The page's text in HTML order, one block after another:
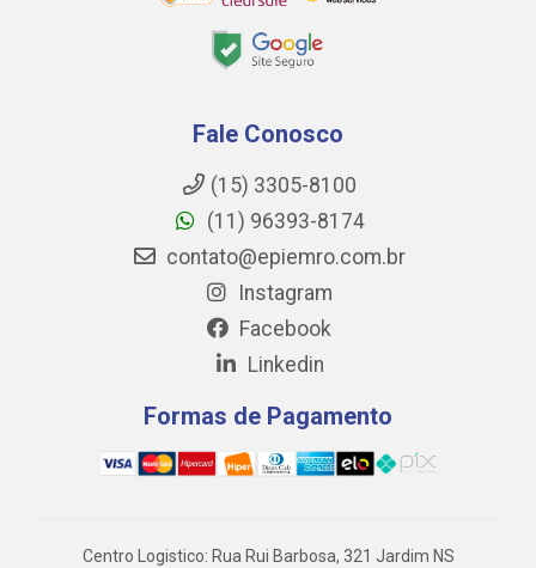
Fale Conosco
(15) 3305-8100
(11) 96393-8174
contato@epiemro.com.br
Instagram
Facebook
Linkedin
Formas de Pagamento
Centro Logistico: Rua Rui Barbosa, 321 Jardim NS